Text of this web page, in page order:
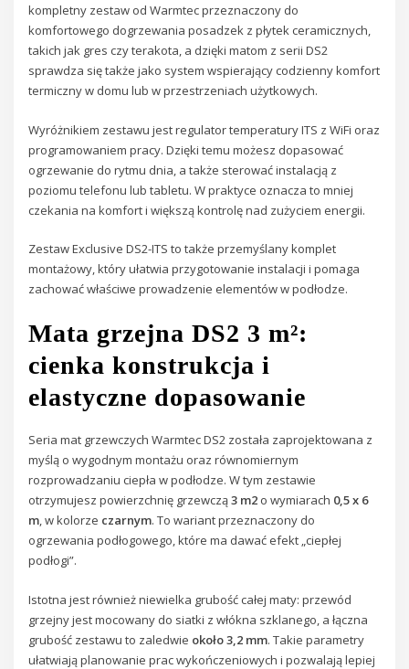
kompletny zestaw od Warmtec przeznaczony do
komfortowego dogrzewania posadzek z płytek ceramicznych,
takich jak gres czy terakota, a dzięki matom z serii DS2
sprawdza się także jako system wspierający codzienny komfort
termiczny w domu lub w przestrzeniach użytkowych.
Wyróżnikiem zestawu jest regulator temperatury ITS z WiFi oraz
programowaniem pracy. Dzięki temu możesz dopasować
ogrzewanie do rytmu dnia, a także sterować instalacją z
poziomu telefonu lub tabletu. W praktyce oznacza to mniej
czekania na komfort i większą kontrolę nad zużyciem energii.
Zestaw Exclusive DS2-ITS to także przemyślany komplet
montażowy, który ułatwia przygotowanie instalacji i pomaga
zachować właściwe prowadzenie elementów w podłodze.
Mata grzejna DS2 3 m²:
cienka konstrukcja i
elastyczne dopasowanie
Seria mat grzewczych Warmtec DS2 została zaprojektowana z
myślą o wygodnym montażu oraz równomiernym
rozprowadzaniu ciepła w podłodze. W tym zestawie
otrzymujesz powierzchnię grzewczą3 m2 o wymiarach 0,5 x 6
m, w kolorze czarnym. To wariant przeznaczony do
ogrzewania podłogowego, które ma dawać efekt „ciepłej
podłogi”.
Istotna jest również niewielka grubość całej maty: przewód
grzejny jest mocowany do siatki z włókna szklanego, a łączna
grubość zestawu to zaledwie około 3,2 mm. Takie parametry
ułatwiają planowanie prac wykończeniowych i pozwalają lepiej